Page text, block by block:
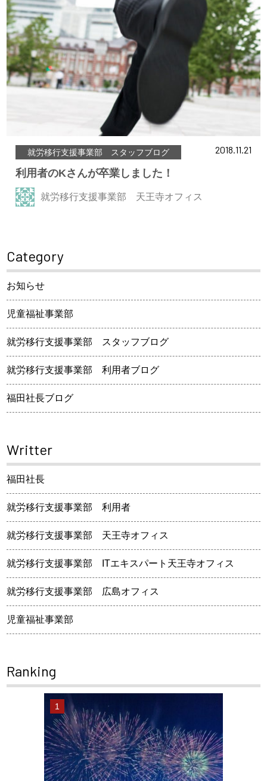
Category
お知らせ
児童福祉事業部
就労移行支援事業部 スタッフブログ
就労移行支援事業部 利用者ブログ
福田社長ブログ
Writter
福田社長
就労移行支援事業部 利用者
就労移行支援事業部 天王寺オフィス
就労移行支援事業部 ITエキスパート天王寺オフィス
就労移行支援事業部 広島オフィス
児童福祉事業部
Ranking
就労移行支援事業部 スタッフブログ 2018.11.21
利用者のKさんが卒業しました！
就労移行支援事業部 天王寺オフィス